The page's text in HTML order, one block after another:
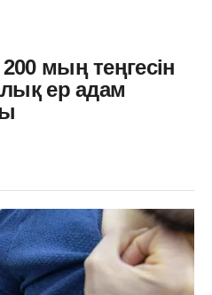
мың теңгесін
ер адам